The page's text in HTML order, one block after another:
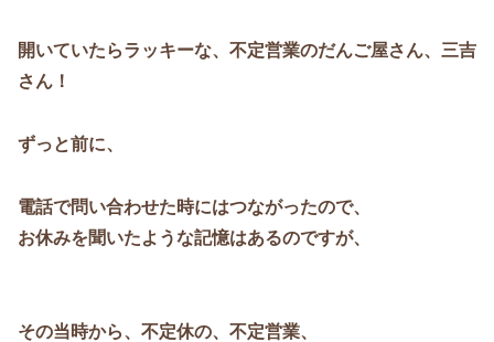
開いていたらラッキーな、不定営業のだんご屋さん、三吉
さん！
ずっと前に、
電話で問い合わせた時にはつながったので、
お休みを聞いたような記憶はあるのですが、
その当時から、不定休の、不定営業、